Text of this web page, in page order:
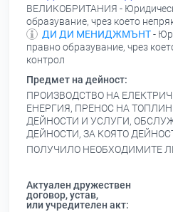
ВЕЛИКОБРИТАНИЯ -
образувание, чрез което
ДИ ДИ МЕНИДЖМЪНТ-
правно образувание, чрез
контрол
Предмет на дейност:
ПРОИЗВОДСТВО НА
ЕНЕРГИЯ, ПРЕНОС НА
ДЕЙНОСТИ И УСЛУГИ,
ДЕЙНОСТИ, ЗА КОЯТО
ПОЛУЧИЛО НЕОБХОДИМИТЕ
Актуален дружествен
договор, устав,
или учредителен акт: